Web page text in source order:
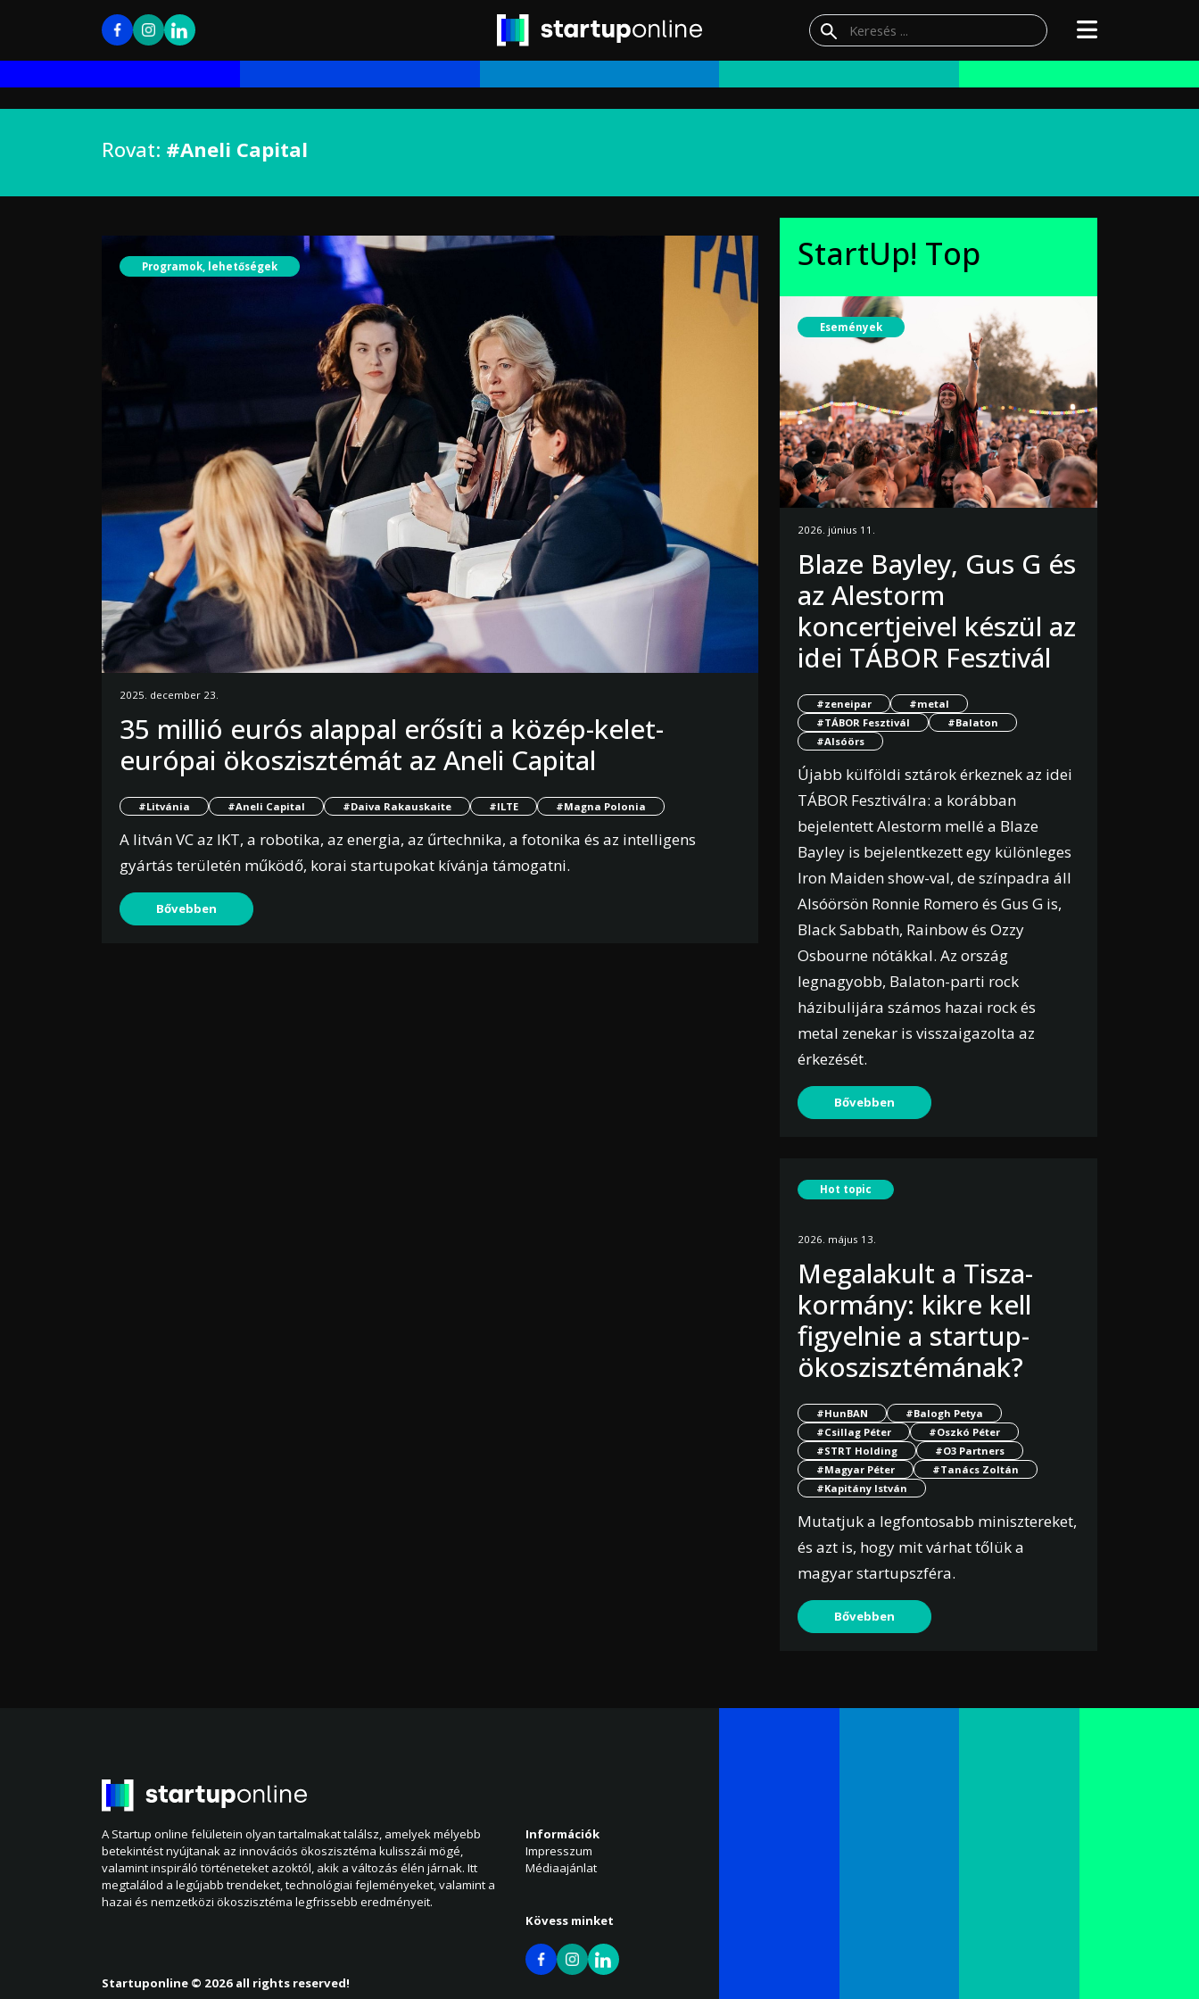
Rovat: #Aneli Capital
Programok, lehetőségek
2025. december 23.
35 millió eurós alappal erősíti a közép-kelet-
európai ökoszisztémát az Aneli Capital
#Litvánia #Aneli Capital #Daiva Rakauskaite #ILTE #Magna Polonia
A litván VC az IKT, a robotika, az energia, az űrtechnika, a fotonika és az intelligens
gyártás területén működő, korai startupokat kívánja támogatni.
Bővebben
StartUp! Top
Események
2026. június 11.
Blaze Bayley, Gus G és
az Alestorm
koncertjeivel készül az
idei TÁBOR Fesztivál
#zeneipar
#metal
#TÁBOR Fesztivál
#Balaton
#Alsóörs
Újabb külföldi sztárok érkeznek az idei
TÁBOR Fesztiválra: a korábban
bejelentett Alestorm mellé a Blaze
Bayley is bejelentkezett egy különleges
Iron Maiden show-val, de színpadra áll
Alsóörsön Ronnie Romero és Gus G is,
Black Sabbath, Rainbow és Ozzy
Osbourne nótákkal. Az ország
legnagyobb, Balaton-parti rock
házibulijára számos hazai rock és
metal zenekar is visszaigazolta az
érkezését.
Bővebben
Hot topic
2026. május 13.
Megalakult a Tisza-
kormány: kikre kell
figyelnie a startup-
ökoszisztémának?
#HunBAN
#Balogh Petya
#Csillag Péter
#Oszkó Péter
#STRT Holding
#O3 Partners
#Magyar Péter
#Tanács Zoltán
#Kapitány István
Mutatjuk a legfontosabb minisztereket,
és azt is, hogy mit várhat tőlük a
magyar startupszféra.
Bővebben
A Startup online felületein olyan tartalmakat találsz, amelyek mélyebb
betekintést nyújtanak az innovációs ökoszisztéma kulisszái mögé,
valamint inspiráló történeteket azoktól, akik a változás élén járnak. Itt
megtalálod a legújabb trendeket, technológiai fejleményeket, valamint a
hazai és nemzetközi ökoszisztéma legfrissebb eredményeit.
Információk
Impresszum
Médiaajánlat
Kövess minket
Startuponline © 2026 all rights reserved!